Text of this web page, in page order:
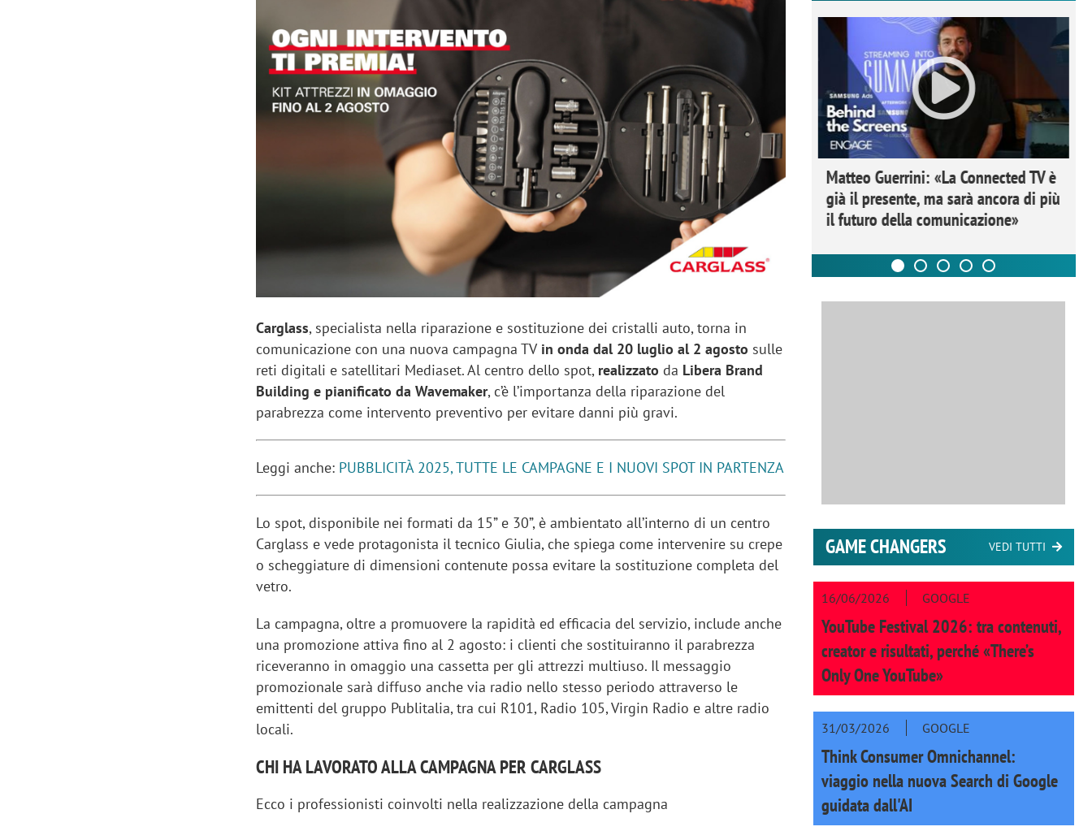
Carglass, specialista nella riparazione e sostituzione dei cristalli auto, torna in
comunicazione con una nuova campagna TV in onda dal 20 luglio al 2 agosto sulle
reti digitali e satellitari Mediaset. Al centro dello spot, realizzato da Libera Brand
Building e pianificato da Wavemaker, c’è l’importanza della riparazione del
parabrezza come intervento preventivo per evitare danni più gravi.
Leggi anche: PUBBLICITÀ 2025, TUTTE LE CAMPAGNE E I NUOVI SPOT IN PARTENZA
Lo spot, disponibile nei formati da 15” e 30”, è ambientato all’interno di un centro
Carglass e vede protagonista il tecnico Giulia, che spiega come intervenire su crepe
o scheggiature di dimensioni contenute possa evitare la sostituzione completa del
vetro.
La campagna, oltre a promuovere la rapidità ed efficacia del servizio, include anche
una promozione attiva fino al 2 agosto: i clienti che sostituiranno il parabrezza
riceveranno in omaggio una cassetta per gli attrezzi multiuso. Il messaggio
promozionale sarà diffuso anche via radio nello stesso periodo attraverso le
emittenti del gruppo Publitalia, tra cui R101, Radio 105, Virgin Radio e altre radio
locali.
CHI HA LAVORATO ALLA CAMPAGNA PER CARGLASS
Ecco i professionisti coinvolti nella realizzazione della campagna
Perez, Samsung Ads: «L'Italia è un
mercato strategico e continuerà a
Networking agli eventi: come la
startup Kicè punta a eliminare lo
"spreco di relazioni"
Matteo Guerrini: «La Connected TV è
già il presente, ma sarà ancora di più
il futuro della comunicazione»
GAME CHANGERS VEDI TUTTI
16/06/2026 GOOGLE
YouTube Festival 2026: tra contenuti,
creator e risultati, perché «There’s
Only One YouTube»
31/03/2026 GOOGLE
Think Consumer Omnichannel:
viaggio nella nuova Search di Google
guidata dall'AI